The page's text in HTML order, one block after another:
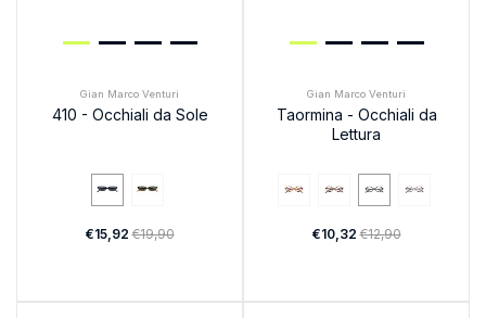
Gian Marco Venturi
410 - Occhiali da Sole
€15,92€19,90
Gian Marco Venturi
Taormina - Occhiali da
Lettura
€10,32€12,90